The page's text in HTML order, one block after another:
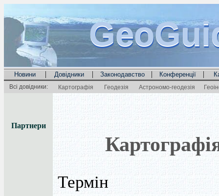
Новини | Довідники | Законодавство | Конференції |
Всі довідники: Картографія Геодезія Астрономо-геодезія
Партнери
Термін